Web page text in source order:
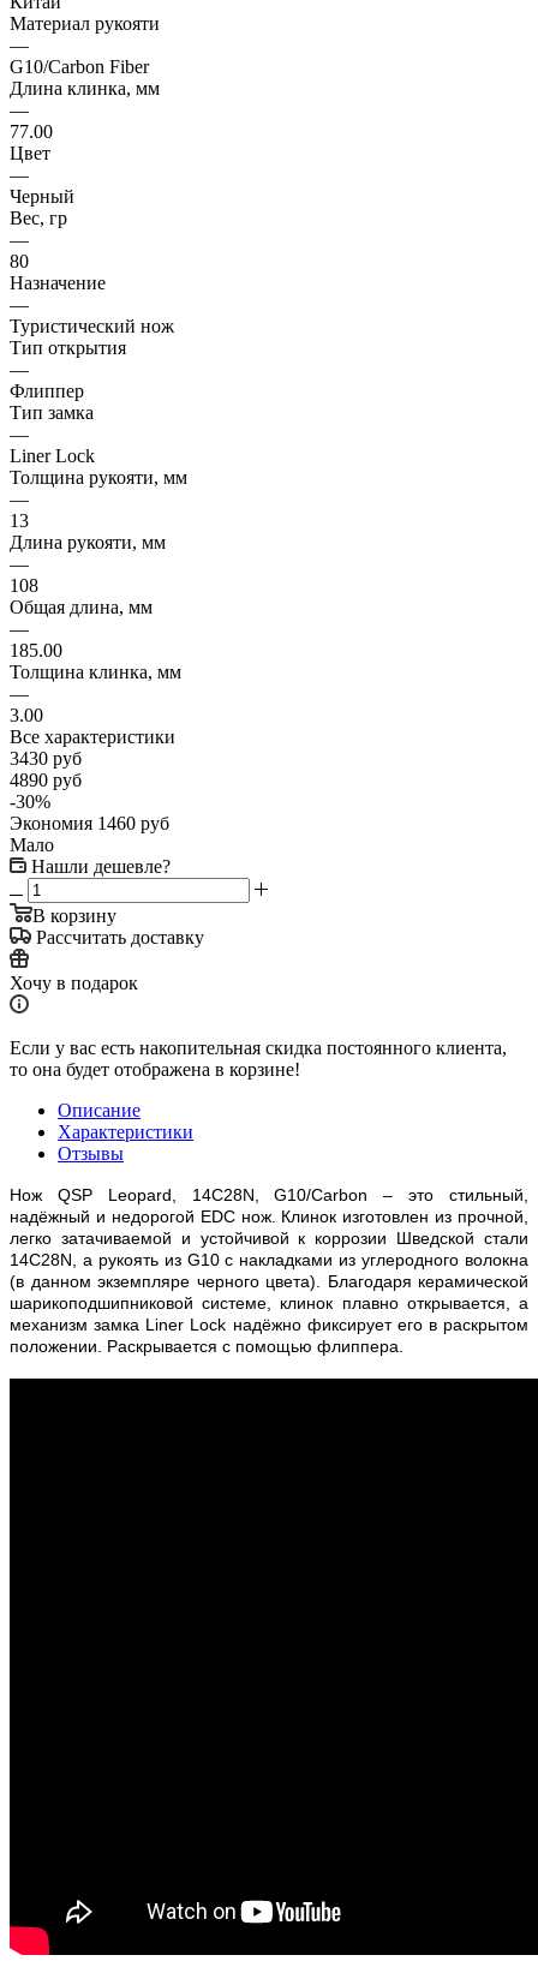
Материал рукояти
—
G10/Carbon Fiber
Длина клинка, мм
—
77.00
Цвет
—
Черный
Вес, гр
—
80
Назначение
—
Туристический нож
Тип открытия
—
Флиппер
Тип замка
—
Liner Lock
Толщина рукояти, мм
—
13
Длина рукояти, мм
—
108
Общая длина, мм
—
185.00
Толщина клинка, мм
—
3.00
Все характеристики
3430 руб
4890 руб
-30%
Экономия 1460 руб
Мало
Нашли дешевле?
В корзину
Рассчитать доставку
Хочу в подарок
Если у вас есть накопительная скидка постоянного клиента,
то она будет отображена в корзине!
Описание
Характеристики
Отзывы
Нож QSP Leopard, 14C28N, G10/Carbon
– это стильный,
надёжный и недорогой EDC нож. Клинок изготовлен из прочной,
легко затачиваемой и устойчивой к коррозии Шведской стали
14C28N , а рукоять из G10 с накладками из углеродного волокна
(в данном экземпляре черного цвета). Благодаря керамической
шарикоподшипниковой системе, клинок плавно открывается, а
механизм замка Liner Lock надёжно фиксирует его в раскрытом
положении. Раскрывается с помощью флиппера.